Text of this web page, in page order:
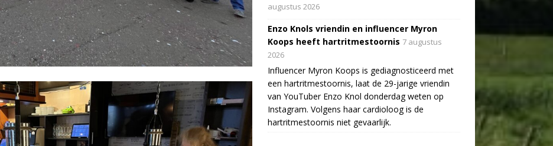
augustus 2026
Enzo Knols vriendin en influencer Myron
Koops heeft hartritmestoornis 7 augustus
2026
Influencer Myron Koops is gediagnosticeerd met
een hartritmestoornis, laat de 29-jarige vriendin
van YouTuber Enzo Knol donderdag weten op
Instagram. Volgens haar cardioloog is de
hartritmestoornis niet gevaarlijk.